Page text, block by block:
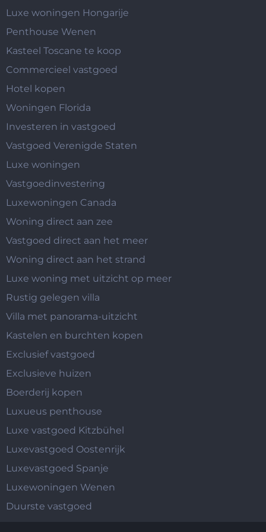
Luxe woningen Hongarije
Penthouse Wenen
Kasteel Toscane te koop
Commercieel vastgoed
Hotel kopen
Woningen Florida
Investeren in vastgoed
Vastgoed Verenigde Staten
Luxe woningen
Vastgoedinvestering
Luxewoningen Canada
Woning direct aan zee
Vastgoed direct aan het meer
Woning direct aan het strand
Luxe woning met uitzicht op meer
Rustig gelegen villa
Villa met panorama-uitzicht
Kastelen en burchten kopen
Exclusief vastgoed
Exclusieve huizen
Boerderij kopen
Luxueus penthouse
Luxe vastgoed Kitzbühel
Luxevastgoed Oostenrijk
Luxevastgoed Spanje
Luxewoningen Wenen
Duurste vastgoed